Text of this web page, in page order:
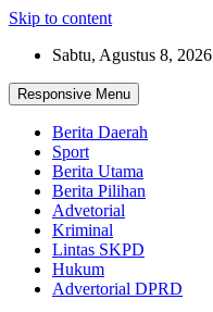
Skip to content
Sabtu, Agustus 8, 2026
Responsive Menu
Berita Daerah
Sport
Berita Utama
Berita Pilihan
Advetorial
Kriminal
Lintas SKPD
Hukum
Advertorial DPRD